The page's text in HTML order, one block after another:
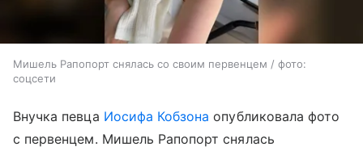
Мишель Рапопорт снялась со своим первенцем / фото:
соцсети
Внучка певца Иосифа Кобзона опубликовала фото
с первенцем. Мишель Рапопорт снялась